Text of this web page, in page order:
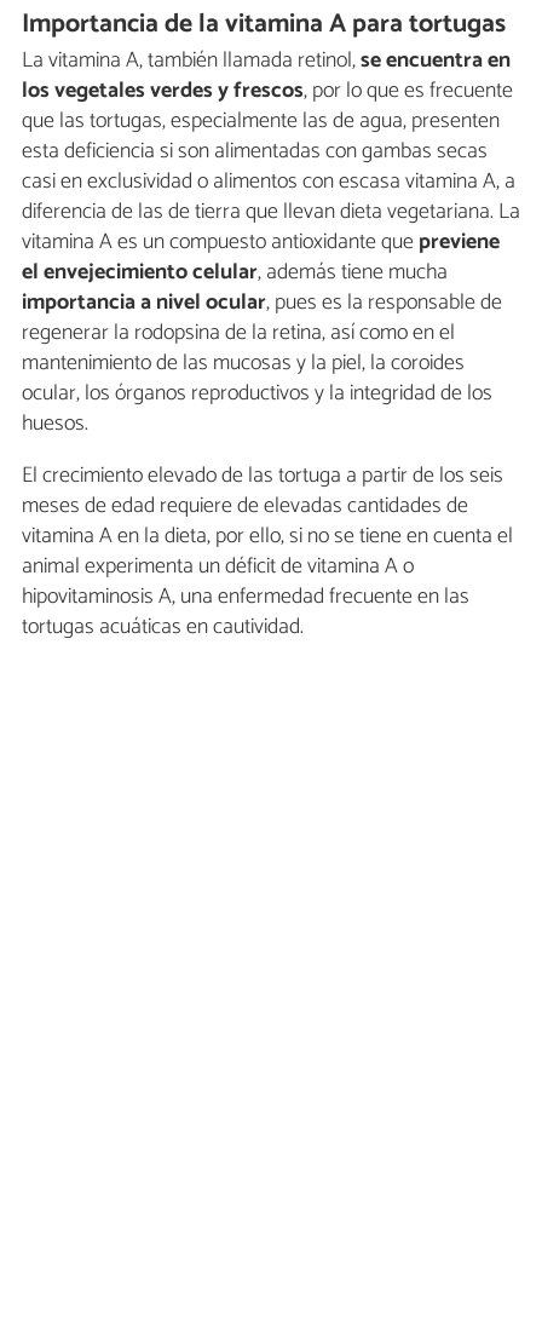
Importancia de la vitamina A para tortugas
La vitamina A, también llamada retinol,se encuentra en
los vegetales verdes y frescos, por lo que es frecuente
que las tortugas, especialmente las de agua, presenten
esta deficiencia si son alimentadas con gambas secas
casi en exclusividad o alimentos con escasa vitamina A, a
diferencia de las de tierra que llevan dieta vegetariana. La
vitamina A es un compuesto antioxidante quepreviene
el envejecimiento celular, además tiene mucha
importancia a nivel ocular, pues es la responsable de
regenerar la rodopsina de la retina, así como en el
mantenimiento de las mucosas y la piel, la coroides
ocular, los órganos reproductivos y la integridad de los
huesos.
El crecimiento elevado de las tortuga a partir de los seis
meses de edad requiere de elevadas cantidades de
vitamina A en la dieta, por ello, si no se tiene en cuenta el
animal experimenta un déficit de vitamina A o
hipovitaminosis A, una enfermedad frecuente en las
tortugas acuáticas en cautividad.